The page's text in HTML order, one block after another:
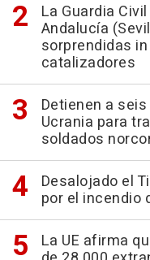
La Guardia
Andalucía
sorprendidas
catalizadores
Detienen a
Ucrania para
soldados
Desalojado el
por el incendio
La UE afirma